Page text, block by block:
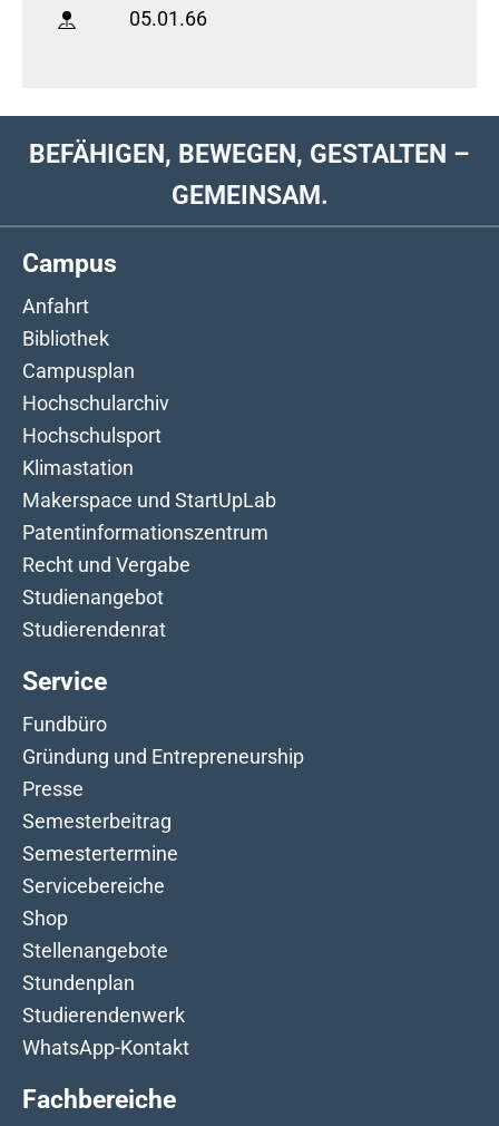
05.01.66
BEFÄHIGEN, BEWEGEN, GESTALTEN –
GEMEINSAM.
Campus
Anfahrt
Bibliothek
Campusplan
Hochschularchiv
Hochschulsport
Klimastation
Makerspace und StartUpLab
Patentinformationszentrum
Recht und Vergabe
Studienangebot
Studierendenrat
Service
Fundbüro
Gründung und Entrepreneurship
Presse
Semesterbeitrag
Semestertermine
Servicebereiche
Shop
Stellenangebote
Stundenplan
Studierendenwerk
WhatsApp-Kontakt
Fachbereiche